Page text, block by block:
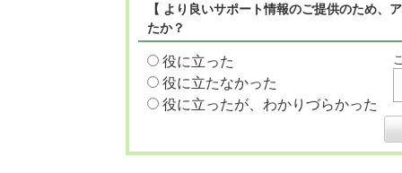
【 より良いサポート情報のご提供のため
たか？
役に立った
役に立たなかった
役に立ったが、わかりづらかった